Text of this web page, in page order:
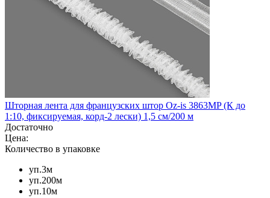
Шторная лента для французских штор Oz-is 3863MP (К до
1:10, фиксируемая, корд-2 лески) 1,5 см/200 м
Достаточно
Цена:
Количество в упаковке
уп.3м
уп.200м
уп.10м